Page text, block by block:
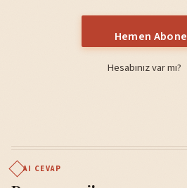
Hemen
Hesabınız var mı?
AI CEVAP